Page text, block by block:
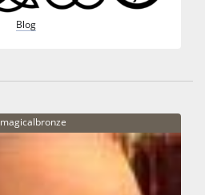
Blog
magicalbronze